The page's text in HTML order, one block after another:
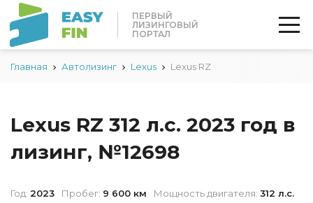
ПЕРВЫЙ
ЛИЗИНГОВЫЙ
ПОРТАЛ
Главная Автолизинг Lexus Lexus RZ
Lexus RZ 312 л.с. 2023 год в
лизинг, №12698
Год: 2023 Пробег: 9 600 км Мощность двигателя: 312 л.с.